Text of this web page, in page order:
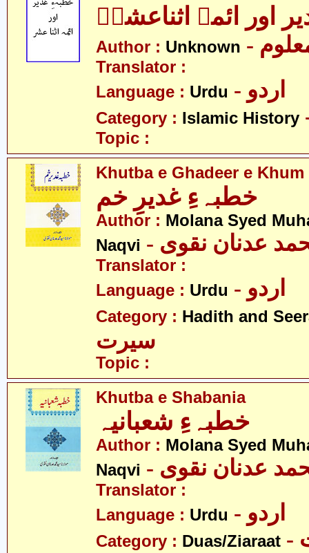
اور ائمہ اثناعشرؑ
Author : Unknown
Translator :
Language : Urdu - اردو
Category : Islamic History
Topic :
Khutba e Ghadeer e Khum
خطبہءِ غدیرِ خم
Author : Molana Syed
Naqvi
عدنان نقوی
Translator :
Language : Urdu - اردو
Category : Hadith and
سیرت
Topic :
Khutba e Shabania
خطبہءِ شعبانیہ
Author : Molana Syed
Naqvi
عدنان نقوی
Translator :
Language : Urdu - اردو
Category : Duas/Ziaraat